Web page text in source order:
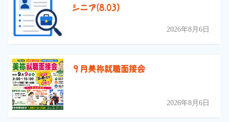
シニア(8.03）
2026年8月6日
９月美祢就職面接会
2026年8月6日